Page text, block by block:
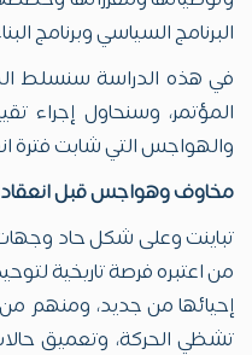
البرنامج السياسي وبرنامج
في هذه الدراسة سنسلط
المؤتمر، وسنحاول إجراء
والهواجس التي شابت فترة
مخاوف وهواجس قبل انعقاد
تباينت وعلى شكل حاد وجهات
من اعتبره فرصة تاريخية
إحيائها من جديد، ومنهم
تشظي الحركة، وتعميق حالات